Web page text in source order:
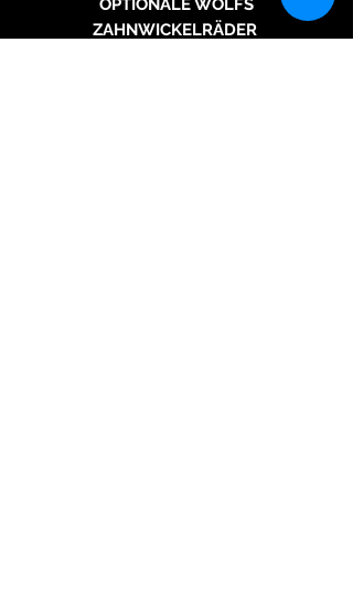
OPTIONALE WOLFS
ZAHNWICKELRÄDER